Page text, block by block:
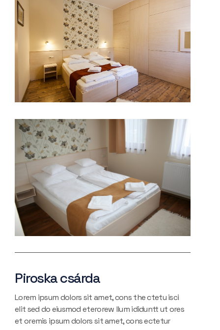
Piroska csárda
Lorem ipsum dolors sit amet, cons the ctetu isci
elit sed do eiusmod eterorew llum ididuntt ut ores
et oremis ipsum dolors sit amet, cons ectetur